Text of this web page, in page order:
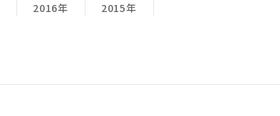
2016年 2015年